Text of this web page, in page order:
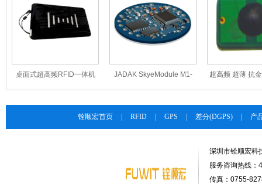
桌面式超高频RFID一体机
JADAK SkyeModule M1-
超高频 超薄 抗
铨顺宏首页 RFID GPS 差分(DGPS) 产
深圳市铨顺宏科
服务咨询热线
传真：0755-